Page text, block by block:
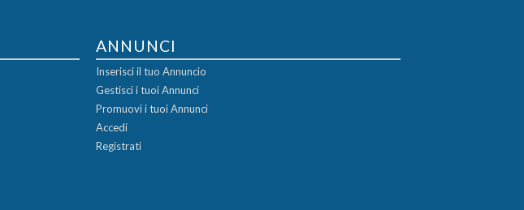
ANNUNCI
Inserisci il tuo Annuncio
Gestisci i tuoi Annunci
Promuovi i tuoi Annunci
Accedi
Registrati